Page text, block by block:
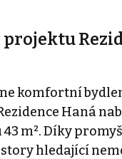
komfortní
Haná
m². Díky
hledající